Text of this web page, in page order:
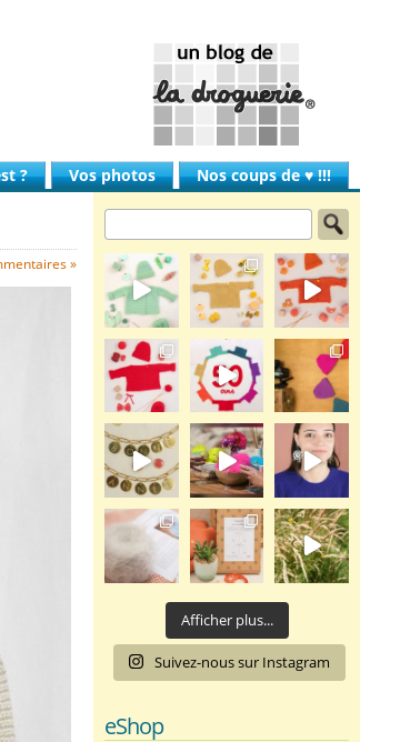
? Vos photos Nos coups de ♥ !!!
»
Afficher plus...
Suivez-nous sur Instagram
eShop